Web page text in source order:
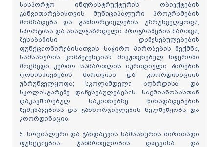
სასპორტო ინფრასტრუქტურის ობიექტების
განვითარებისთვის მუნიციპალური პროგრამების
მომზადება და განხორციელების უზრუნველყოფა;
სპორტისა და ახალგაზრდული პროგრამების მართვა,
შესაბამისი დაწესებულებების
ფუნქციონირებისათვის საჭირო პირობების შექმნა,
სამსახურის კომპეტენციას მიკუთვნებულ სფეროში
მოქმედი კერძო სამართლის იურიდიული პირების
ღონისძიებების მართვისა და კოორდინაციის
უზრუნველყოფა; სკოლამდელი აღზრდისა და
სკოლისგარეშე დაწესებულებების საქმიანობასთან
დაკავშირებულ საკითხებზე წინადადებების
შემუშავებისა და განხორციელების ხელშეწყობა და
კოორდინაცია.
5. სოციალური და ჯანდაცვის სამსახურის ძირითადი
ფუნქციებია: ჯანმრთელობის დაცვისა და